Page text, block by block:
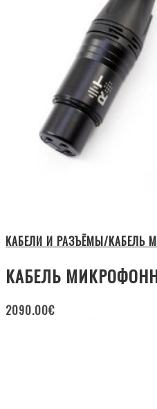
КАБЕЛИ И РАЗЪЁМЫ/КАБЕЛЬ
КАБЕЛЬ
2090.00€